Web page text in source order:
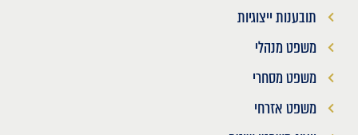
תובענות ייצוגיות
משפט מנהלי
משפט מסחרי
משפט אזרחי